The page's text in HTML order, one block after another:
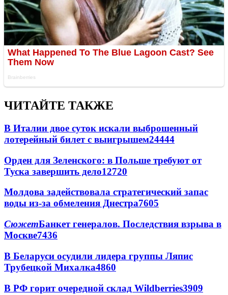
ЧИТАЙТЕ ТАКЖЕ
В Италии двое суток искали выброшенный
лотерейный билет с выигрышем24444
Орден для Зеленского: в Польше требуют от
Туска завершить дело12720
Молдова задействовала стратегический запас
воды из-за обмеления Днестра7605
СюжетБанкет генералов. Последствия взрыва в
Москве7436
В Беларуси осудили лидера группы Ляпис
Трубецкой Михалка4860
В РФ горит очередной склад Wildberries3909